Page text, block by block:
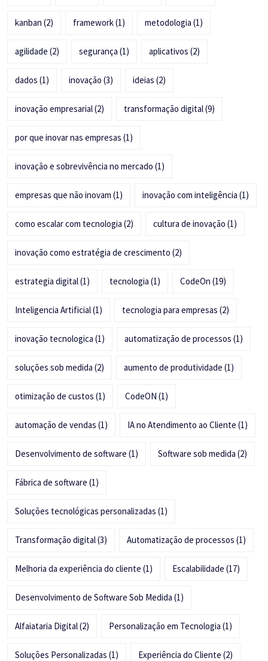
kanban (2) framework(1) metodologia (1)
agilidade (2) segurança (1) aplicativos (2)
dados (1) inovação (3) ideias (2)
inovação empresarial(2) transformação digital(9)
por que inovar nas empresas (1)
inovação e sobrevivência no mercado (1)
empresas que não inovam (1) inovação com inteligência (1)
como escalar com tecnologia (2) cultura de inovação (1)
inovação como estratégia de crescimento (2)
estrategia digital(1) tecnologia (1) CodeOn (19)
Inteligencia Artificial(1) tecnologia para empresas (2)
inovação tecnologica (1) automatização de processos (1)
soluções sob medida (2) aumento de produtividade (1)
otimização de custos (1) CodeON (1)
automação de vendas (1) IA no Atendimento ao Cliente (1)
Desenvolvimento de software (1) Software sob medida (2)
Fábrica de software (1)
Soluções tecnológicas personalizadas (1)
Transformação digital(3) Automatização de processos (1)
Melhoria da experiência do cliente (1) Escalabilidade (17)
Desenvolvimento de Software Sob Medida (1)
Alfaiataria Digital(2) Personalização em Tecnologia (1)
Soluções Personalizadas (1) Experiência do Cliente (2)